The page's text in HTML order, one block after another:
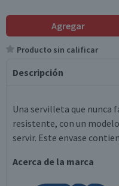
Agregar
Producto sin calificar
Descripción
Una servilleta que nunca
resistente, con un
servir. Este envase
Acerca de la marca